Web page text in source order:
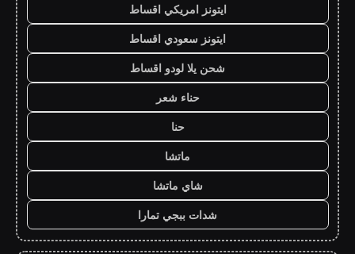
ايتونز امريكي اقساط
ايتونز سعودي اقساط
شحن يلا لودو اقساط
حناء شعر
حنا
ماتشا
شاي ماتشا
شدات ببجي تمارا